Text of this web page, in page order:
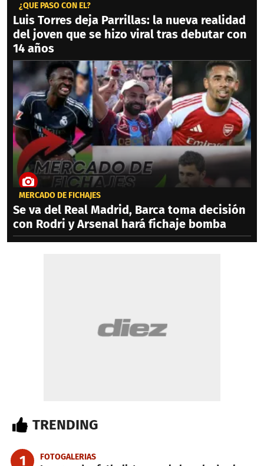
¿QUÉ PASÓ CON ÉL?
Luis Torres deja Parrillas: la nueva realidad
del joven que se hizo viral tras debutar con
14 años
MERCADO DE FICHAJES
Se va del Real Madrid, Barca toma decisión
con Rodri y Arsenal hará fichaje bomba
TRENDING
1 FOTOGALERIAS